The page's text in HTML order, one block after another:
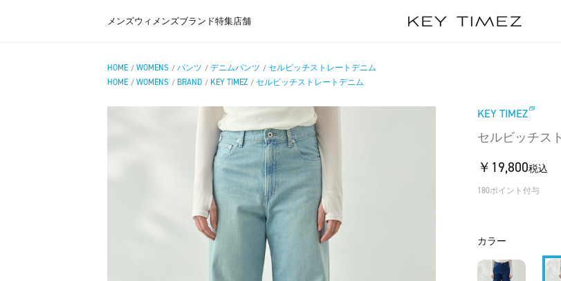
メンズウィメンズブランド特集店舗
HOME / WOMENS / パンツ / デニムパンツ / セルビッチストレートデニム
HOME / WOMENS / BRAND / KEY TIMEZ / セルビッチストレートデニム
KEY TIMEZ
セルビッチス
￥19,800税込
180ポイント付与
カラー